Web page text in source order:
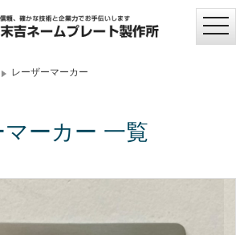
レーザーマーカー
マーカー 一覧